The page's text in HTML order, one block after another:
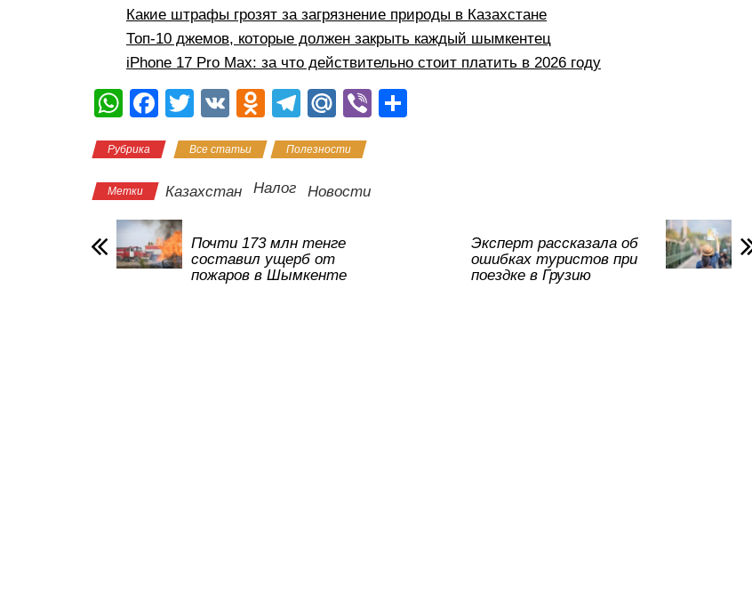
Какие штрафы грозят за загрязнение природы в Казахстане
Топ-10 джемов, которые должен закрыть каждый шымкентец
iPhone 17 Pro Max: за что действительно стоит платить в 2026 году
W
at
s
A
p
p
F
c
e
b
o
o
T
tt
er
V
O
n
o
a
ss
T
e
gr
m
M
.R
u
Vi
Рубрика Все статьи Полезности
Метки Казахстан Налог Новости
Почти 173 млн тенге
составил ущерб от
пожаров в Шымкенте
Эксперт рассказала об
ошибках туристов при
поездке в Грузию